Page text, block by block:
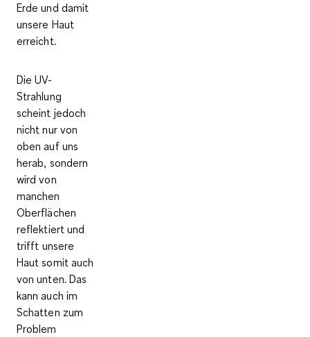
Erde und damit
unsere Haut
erreicht.
Die UV-
Strahlung
scheint jedoch
nicht nur von
oben auf uns
herab, sondern
wird von
manchen
Oberflächen
reflektiertund
trifft unsere
Haut somit auch
von unten. Das
kann auch im
Schatten zum
Problem